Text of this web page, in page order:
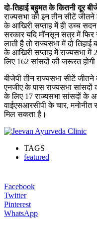
दो-तिहाई बहुमत के कितनी दूर
राज्यसभा की इन तीन सीटें
के आखिरी सप्ताह में ही उच्च सदन
सरकार यदि मॉनसून सत्र में
लाती है तो राज्यसभा में दो
के आखिरी सप्ताह में राज्यसभा में
लिए 162 सांसदों की जरूरत
बीजेपी तीन राज्यसभा सीटें
एनजीए के पास राज्यसभा सांसदों
के लिए 17 राज्यसभा सांसदों के
वाईएसआरसीपी के चार, मनोनीत
मिल सकता है।
TAGS
featured
Facebook
Twitter
Pinterest
WhatsApp